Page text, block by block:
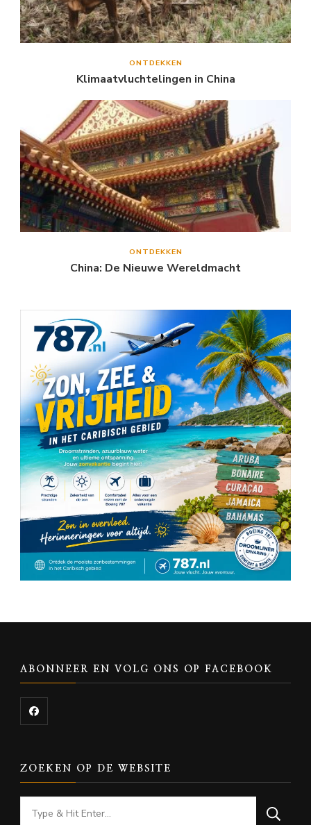
ONTDEKKEN
Klimaatvluchtelingen in China
ONTDEKKEN
China: De Nieuwe Wereldmacht
ABONNEER EN VOLG ONS OP FACEBOOK
ZOEKEN OP DE WEBSITE
Looking